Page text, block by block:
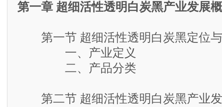
第一章 超细活性透明白炭黑产业发展
第一节 超细活性透明白炭黑定位
一、产业定义
二、产品分类
第二节 超细活性透明白炭黑产业发